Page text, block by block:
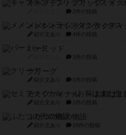
キャプテン・フリップ：イ
2件の投稿
メメントオンラインタクティ
紹介文あり 4件の投稿
パーミッド
1件の投稿
クリーグ
紹介文あり 1件の投稿
セミファイナル ～お前はま
紹介文あり 1件の投稿
ふたつの街の物語
紹介文あり 18件の投稿